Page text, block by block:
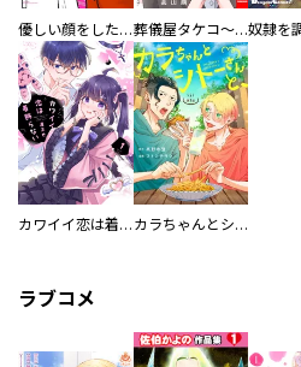
優しい顔をした親友は、夫と不倫して私の家に入り込んできた。 葬儀屋タケコ～あなたの最期、叶えます【電子単行本版】
カワイイ恋は着飾らない カラちゃんとシトーさんと、 【分冊版】
ラブコメ